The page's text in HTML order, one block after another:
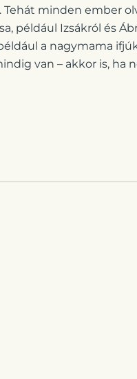
minden ember
például Izsákról és
a nagymama
van – akkor is, ha